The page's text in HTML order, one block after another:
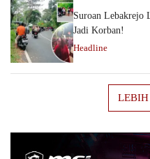
Suroan Lebakrejo
Jadi Korban!
Headline